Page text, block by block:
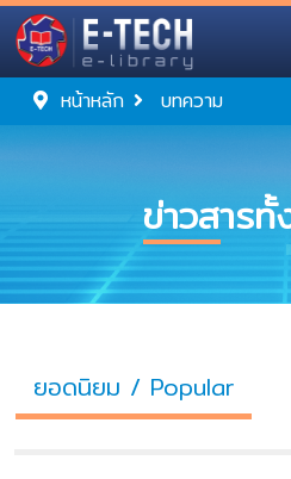
หน้าหลัก บทความ
ข่าวสาร
ยอดนิยม / Popular